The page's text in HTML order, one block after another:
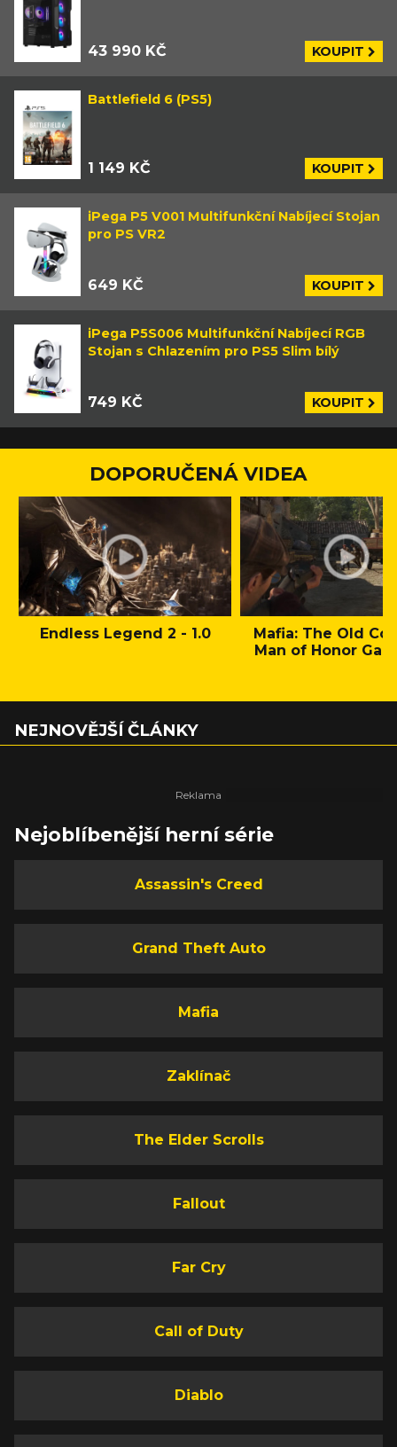
43 990 KČ KOUPIT
Battlefield 6 (PS5)
1 149 KČ KOUPIT
iPega P5 V001 Multifunkční Nabíjecí Stojan
pro PS VR2
649 KČ KOUPIT
iPega P5S006 Multifunkční Nabíjecí RGB
Stojan s Chlazením pro PS5 Slim bílý
749 KČ KOUPIT
DOPORUČENÁ VIDEA
Endless Legend 2 - 1.0
Mafia: The Old
Man of Honor
NEJNOVĚJŠÍ ČLÁNKY
Nejoblíbenější herní série
Assassin's Creed
Grand Theft Auto
Mafia
Zaklínač
The Elder Scrolls
Fallout
Far Cry
Call of Duty
Diablo